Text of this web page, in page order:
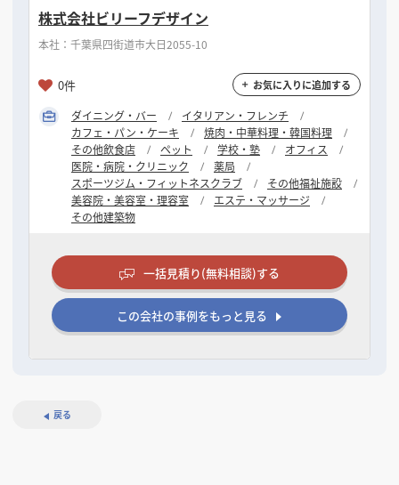
株式会社ビリーフデザイン
本社：千葉県四街道市大日2055-10
0件 お気に入りに追加する
ダイニング・バー
イタリアン・フレンチ
カフェ・パン・ケーキ
焼肉・中華料理・韓国料理
その他飲食店
ペット 学校・塾
オフィス
医院・病院・クリニック
薬局
スポーツジム・フィットネスクラブ
その他福祉施設
美容院・美容室・理容室
エステ・マッサージ
その他建築物
一括見積り(無料相談)する
この会社の事例をもっと見る
戻る